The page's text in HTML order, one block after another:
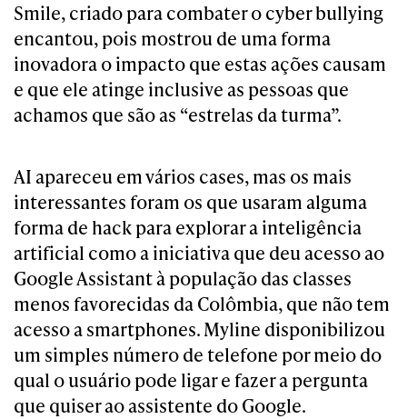
Smile, criado para combater o cyber bullying
encantou, pois mostrou de uma forma
inovadora o impacto que estas ações causam
e que ele atinge inclusive as pessoas que
achamos que são as “estrelas da turma”.
AI apareceu em vários cases, mas os mais
interessantes foram os que usaram alguma
forma de hack para explorar a inteligência
artificial como a iniciativa que deu acesso ao
Google Assistant à população das classes
menos favorecidas da Colômbia, que não tem
acesso a smartphones. Myline disponibilizou
um simples número de telefone por meio do
qual o usuário pode ligar e fazer a pergunta
que quiser ao assistente do Google.